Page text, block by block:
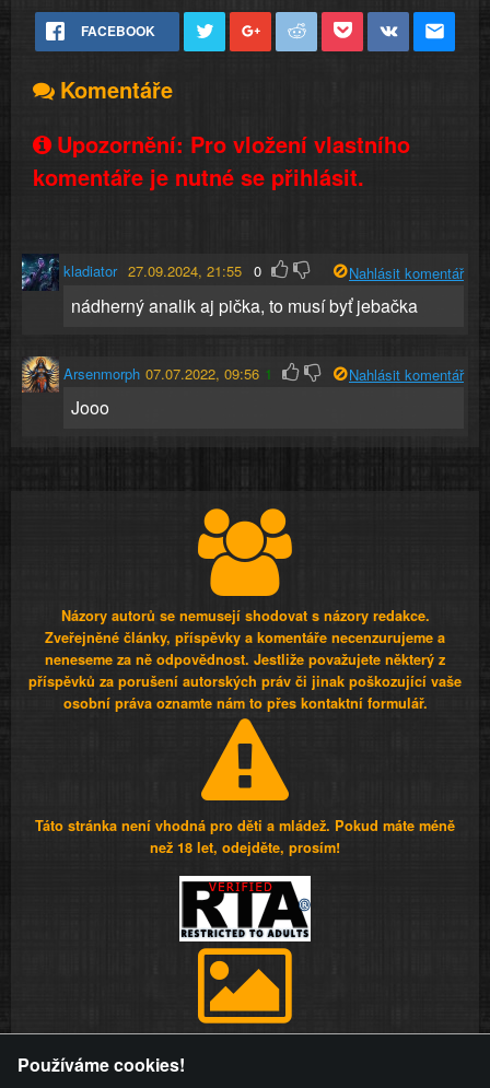
FACEBOOK
Komentáře
Upozornění: Pro vložení vlastního
komentáře je nutné se přihlásit.
kladiator 27.09.2024, 21:55 0 Nahlásit komentář
nádherný analik aj pička, to musí byť jebačka
Arsenmorph 07.07.2022, 09:56 1 Nahlásit komentář
Jooo
Názory autorů se nemusejí shodovat s názory redakce.
Zveřejněné články, příspěvky a komentáře necenzurujeme a
neneseme za ně odpovědnost. Jestliže považujete některý z
příspěvků za porušení autorských práv či jinak poškozující vaše
osobní práva oznamte nám to přes kontaktní formulář.
Táto stránka není vhodná pro děti a mládež. Pokud máte méně
než 18 let, odejděte, prosím!
videa a komentáře. Osoba, které se toto opatření provozovatele
Používáme cookies!